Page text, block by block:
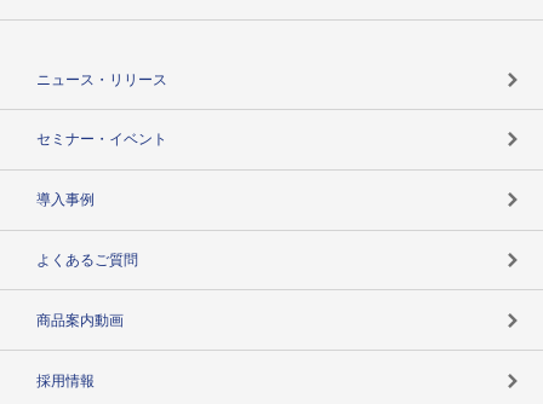
ニュース・リリース
セミナー・イベント
導入事例
よくあるご質問
商品案内動画
採用情報